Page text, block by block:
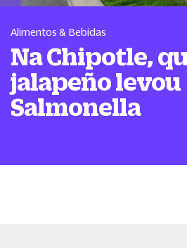
Alimentos & Bebidas
Na Chipotle,
jalapeño levou
Salmonella